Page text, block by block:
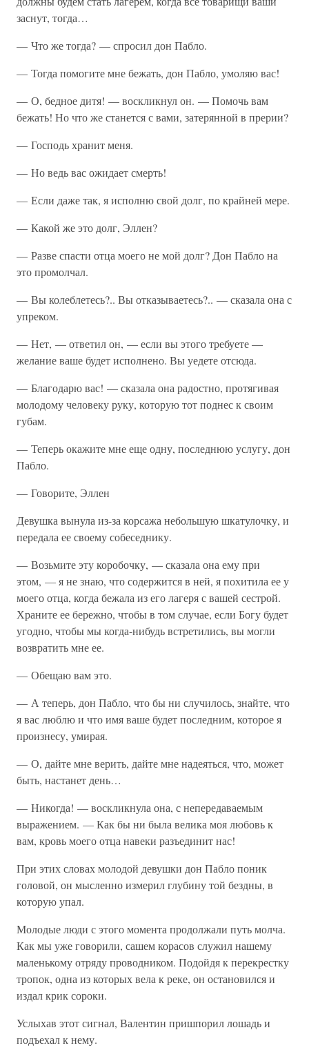
заснут, тогда…
— Что же тогда? — спросил дон Пабло.
— Тогда помогите мне бежать, дон Пабло, умоляю вас!
— О, бедное дитя! — воскликнул он. — Помочь вам
бежать! Но что же станется с вами, затерянной в прерии?
— Господь хранит меня.
— Но ведь вас ожидает смерть!
— Если даже так, я исполню свой долг, по крайней мере.
— Какой же это долг, Эллен?
— Разве спасти отца моего не мой долг? Дон Пабло на
это промолчал.
— Вы колеблетесь?.. Вы отказываетесь?.. — сказала она с
упреком.
— Нет, — ответил он, — если вы этого требуете —
желание ваше будет исполнено. Вы уедете отсюда.
— Благодарю вас! — сказала она радостно, протягивая
молодому человеку руку, которую тот поднес к своим
губам.
— Теперь окажите мне еще одну, последнюю услугу, дон
Пабло.
— Говорите, Эллен
Девушка вынула из-за корсажа небольшую шкатулочку, и
передала ее своему собеседнику.
— Возьмите эту коробочку, — сказала она ему при
этом, — я не знаю, что содержится в ней, я похитила ее у
моего отца, когда бежала из его лагеря с вашей сестрой.
Храните ее бережно, чтобы в том случае, если Богу будет
угодно, чтобы мы когда-нибудь встретились, вы могли
возвратить мне ее.
— Обещаю вам это.
— А теперь, дон Пабло, что бы ни случилось, знайте, что
я вас люблю и что имя ваше будет последним, которое я
произнесу, умирая.
— О, дайте мне верить, дайте мне надеяться, что, может
быть, настанет день…
— Никогда! — воскликнула она, с непередаваемым
выражением. — Как бы ни была велика моя любовь к
вам, кровь моего отца навеки разъединит нас!
При этих словах молодой девушки дон Пабло поник
головой, он мысленно измерил глубину той бездны, в
которую упал.
Молодые люди с этого момента продолжали путь молча.
Как мы уже говорили, сашем корасов служил нашему
маленькому отряду проводником. Подойдя к перекрестку
тропок, одна из которых вела к реке, он остановился и
издал крик сороки.
Услыхав этот сигнал, Валентин пришпорил лошадь и
подъехал к нему.